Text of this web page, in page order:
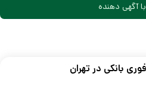
آگهی دهنده
بانکی در تهران